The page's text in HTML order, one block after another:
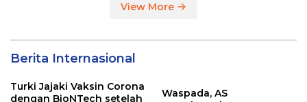
View More
Berita Internasional
Turki Jajaki Vaksin Corona
dengan BioNTech setelah
Waspada, AS